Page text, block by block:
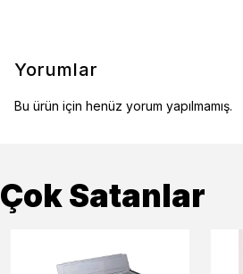
Yorumlar
Bu ürün için henüz yorum yapılmamış.
Çok Satanlar